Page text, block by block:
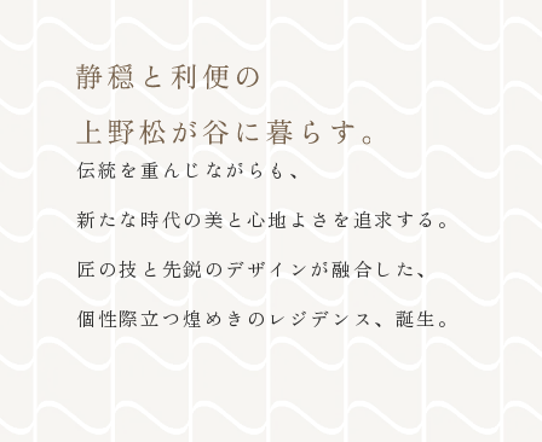
伝統を重んじながらも、
新たな時代の美と心地よさを追求する。
匠の技と先鋭のデザインが融合した、
個性際立つ煌めきのレジデンス、誕生。